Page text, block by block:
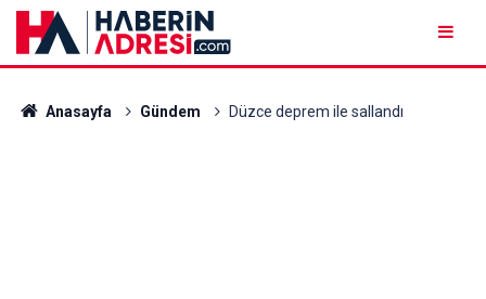
Anasayfa Gündem Düzce deprem ile sallandı